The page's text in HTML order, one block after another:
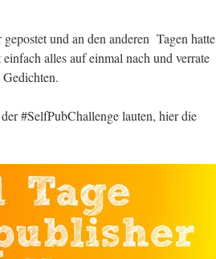
und an den anderen Tagen hatte
alles auf einmal nach und verrate
#SelfPubChallenge lauten, hier die